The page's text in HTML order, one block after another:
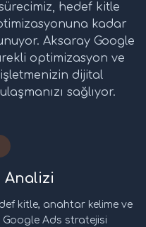
hedef kitle
kadar
Aksaray Google
optimizasyon ve
dijital
sağlıyor.
Analizi
kitle, anahtar kelime ve
Ads stratejisi